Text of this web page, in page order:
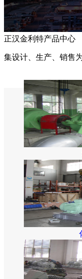
正汉金利特产品中心
集设计、生产、销售